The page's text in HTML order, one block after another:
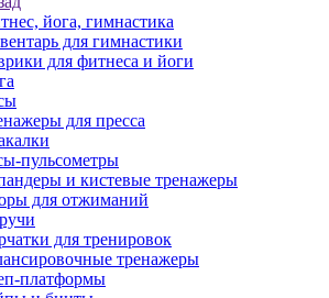
йога, гимнастика
для гимнастики
для фитнеса и йоги
для пресса
пульсометры
и кистевые тренажеры
для отжиманий
для тренировок
тренажеры
платформы